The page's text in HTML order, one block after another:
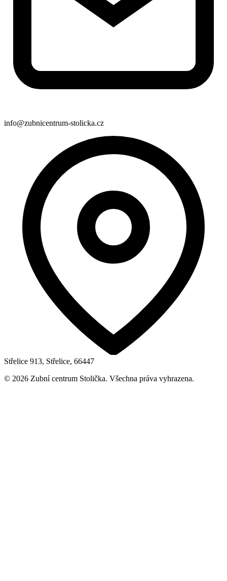
info@zubnicentrum-stolicka.cz
Střelice 913, Střelice, 66447
© 2026 Zubní centrum Stolička. Všechna práva vyhrazena.